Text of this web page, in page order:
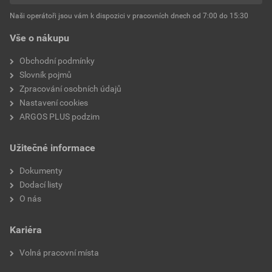
Délka pouzdra 12 mm
Pro vedení odolná proti
zkratu
S identifikační vlaječkou
Materiál izolace
Vše o nákupu
Obchodní podmínky
Slovník pojmů
Zpracování osobních údajů
Nastavení cookies
ARGOS PLUS podzim
Užitečné informace
Dokumenty
Dodací listy
O nás
Kariéra
Volná pracovní místa
Naši operátoři jsou vám k dispozici v pracovních dnech od 7:00 do 15:30